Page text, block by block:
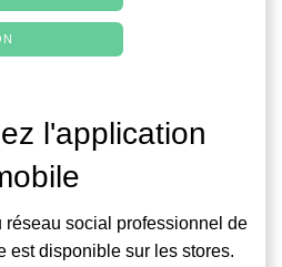
l'application
réseau social professionnel de
est disponible sur les stores.